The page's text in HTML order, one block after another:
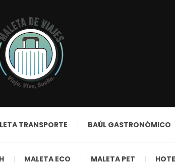
TRANSPORTE BAÚL GASTRONÓMICO
MALETA ECO MALETA PET